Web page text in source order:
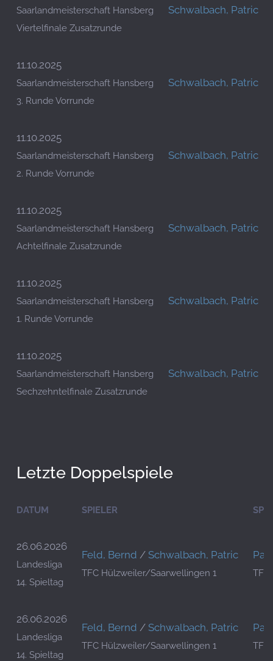
Saarlandmeisterschaft Hansberg
Viertelfinale Zusatzrunde
Schwalbach, Patric
11.10.2025
Saarlandmeisterschaft Hansberg
3. Runde Vorrunde
Schwalbach, Patric
11.10.2025
Saarlandmeisterschaft Hansberg
2. Runde Vorrunde
Schwalbach, Patric
11.10.2025
Saarlandmeisterschaft Hansberg
Achtelfinale Zusatzrunde
Schwalbach, Patric
11.10.2025
Saarlandmeisterschaft Hansberg
1. Runde Vorrunde
Schwalbach, Patric
11.10.2025
Saarlandmeisterschaft Hansberg
Sechzehntelfinale Zusatzrunde
Schwalbach, Patric
Letzte Doppelspiele
DATUM SPIELER
26.06.2026
Landesliga
14. Spieltag
Feld, Bernd / Schwalbach, Patric
TFC Hülzweiler/Saarwellingen 1 TFC
26.06.2026
Landesliga
14. Spieltag
Feld, Bernd / Schwalbach, Patric
TFC Hülzweiler/Saarwellingen 1 TFC